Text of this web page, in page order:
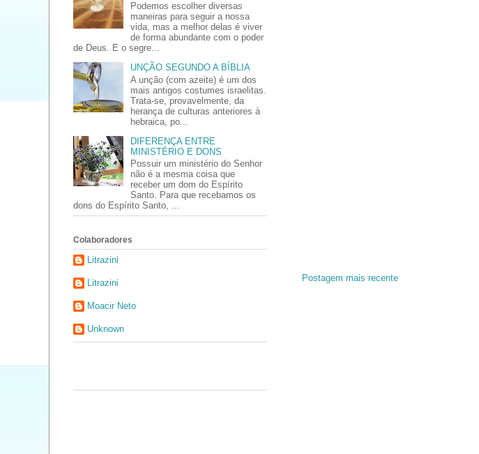
Postagem mais recente
Podemos escolher diversas
maneiras para seguir a nossa
vida, mas a melhor delas é viver
de forma abundante com o poder
de Deus. E o segre...
UNÇÃO SEGUNDO A BÍBLIA
A unção (com azeite) é um dos
mais antigos costumes israelitas.
Trata-se, provavelmente, da
herança de culturas anteriores à
hebraica, po...
DIFERENÇA ENTRE
MINISTÉRIO E DONS
Possuir um ministério do Senhor
não é a mesma coisa que
receber um dom do Espírito
Santo. Para que recebamos os
dons do Espírito Santo, ...
Colaboradores
Litrazini
Litrazini
Moacir Neto
Unknown